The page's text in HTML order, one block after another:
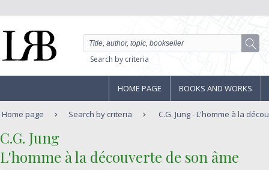
Search by criteria
HOME PAGE BOOKS AND WORKS
Home page Search by criteria C.G. Jung - L'homme à la
‎C.G. Jung‎
‎L'homme à la découverte de son âme‎